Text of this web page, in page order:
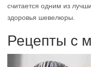
считается одним из
здоровья шевелюры.
Рецепты с